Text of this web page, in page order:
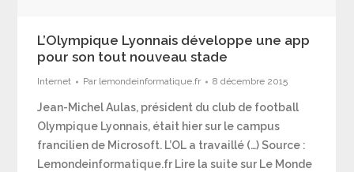
L’Olympique Lyonnais développe une app
pour son tout nouveau stade
Internet Par lemondeinformatique.fr 8 décembre 2015
Jean-Michel Aulas, président du club de football
Olympique Lyonnais, était hier sur le campus
francilien de Microsoft. L’OL a travaillé (…) Source :
Lemondeinformatique.fr Lire la suite sur Le Monde